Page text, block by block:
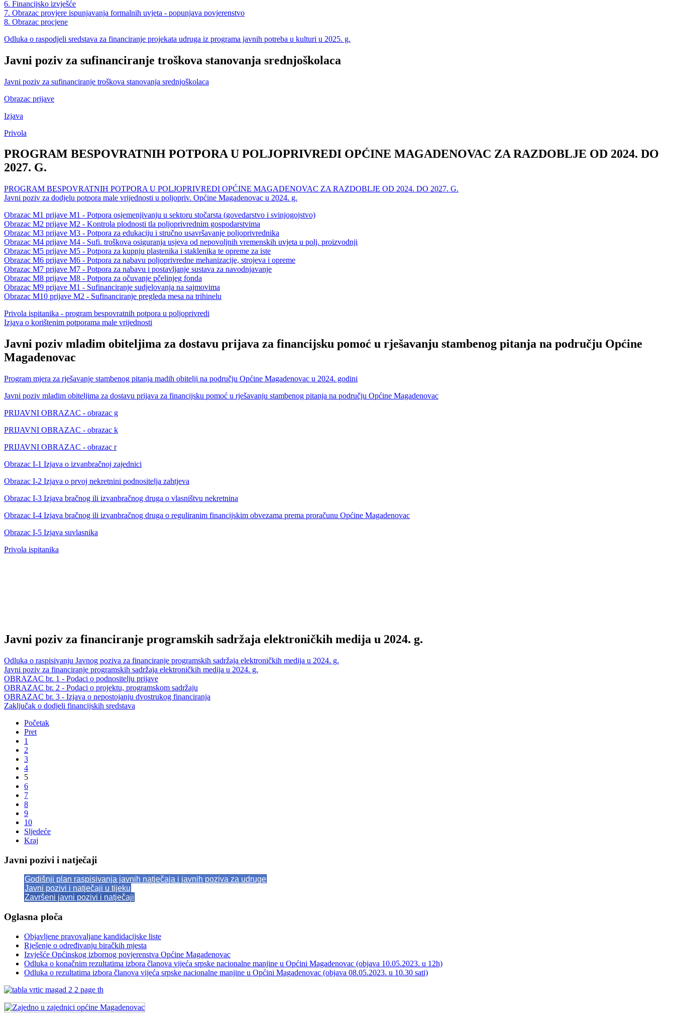
6. Financijsko izvješće
7. Obrazac provjere ispunjavanja formalnih uvjeta - popunjava povjerenstvo
8. Obrazac procjene
Odluka o raspodjeli sredstava za financiranje projekata udruga iz programa javnih potreba u kulturi u 2025. g.
Javni poziv za sufinanciranje troškova stanovanja srednjoškolaca
Javni poziv za sufinanciranje troškova stanovanja srednjoškolaca
Obrazac prijave
Izjava
Privola
PROGRAM BESPOVRATNIH POTPORA U POLJOPRIVREDI OPĆINE MAGADENOVAC ZA RAZDOBLJE OD 2024. DO
2027. G.
PROGRAM BESPOVRATNIH POTPORA U POLJOPRIVREDI OPĆINE MAGADENOVAC ZA RAZDOBLJE OD 2024. DO 2027. G.
Javni poziv za dodjelu potpora male vrijednosti u poljopriv. Općine Magadenovac u 2024. g.
Obrazac M1 prijave M1 - Potpora osjemenjivanju u sektoru stočarsta (govedarstvo i svinjogojstvo)
Obrazac M2 prijave M2 - Kontrola plodnosti tla poljoprivrednim gospodarstvima
Obrazac M3 prijave M3 - Potpora za edukaciju i stručno usavršavanje poljoprivrednika
Obrazac M4 prijave M4 - Sufi. troškova osiguranja usjeva od nepovoljnih vremenskih uvjeta u polj. proizvodnji
Obrazac M5 prijave M5 - Potpora za kupnju plastenika i staklenika te opreme za iste
Obrazac M6 prijave M6 - Potpora za nabavu poljoprivredne mehanizacije, strojeva i opreme
Obrazac M7 prijave M7 - Potpora za nabavu i postavljanje sustava za navodnjavanje
Obrazac M8 prijave M8 - Potpora za očuvanje pčelinjeg fonda
Obrazac M9 prijave M1 - Sufinanciranje sudjelovanja na sajmovima
Obrazac M10 prijave M2 - Sufinanciranje pregleda mesa na trihinelu
Privola ispitanika - program bespovratnih potpora u poljoprivredi
Izjava o korištenim potporama male vrijednosti
Javni poziv mladim obiteljima za dostavu prijava za financijsku pomoć u rješavanju stambenog pitanja na području Općine
Magadenovac
Program mjera za rješavanje stambenog pitanja madih obitelji na području Općine Magadenovac u 2024. godini
Javni poziv mladim obiteljima za dostavu prijava za financijsku pomoć u rješavanju stambenog pitanja na području Općine Magadenovac
PRIJAVNI OBRAZAC - obrazac g
PRIJAVNI OBRAZAC - obrazac k
PRIJAVNI OBRAZAC - obrazac r
Obrazac I-1 Izjava o izvanbračnoj zajednici
Obrazac I-2 Izjava o prvoj nekretnini podnositelja zahtjeva
Obrazac I-3 Izjava bračnog ili izvanbračnog druga o vlasništvu nekretnina
Obrazac I-4 Izjava bračnog ili izvanbračnog druga o reguliranim financijskim obvezama prema proračunu Općine Magadenovac
Obrazac I-5 Izjava suvlasnika
Privola ispitanika
Javni poziv za financiranje programskih sadržaja elektroničkih medija u 2024. g.
Odluka o raspisivanju Javnog poziva za financiranje programskih sadržaja elektroničkih medija u 2024. g.
Javni poziv za financiranje programskih sadržaja elektroničkih medija u 2024. g.
OBRAZAC br. 1 - Podaci o podnositelju prijave
OBRAZAC br. 2 - Podaci o projektu, programskom sadržaju
OBRAZAC br. 3 - Izjava o nepostojanju dvostrukog financiranja
Zaključak o dodjeli financijskih sredstava
Početak
Pret
1
2
3
4
5
6
7
8
9
10
Sljedeće
Kraj
Javni pozivi i natječaji
Godišnji plan raspisivanja javnih natječaja i javnih poziva za udruge
Javni pozivi i natječaji u tijeku
Završeni javni pozivi i natječaji
Oglasna ploča
Objavljene pravovaljane kandidacijske liste
Rješenje o određivanju biračkih mjesta
Izvješće Općinskog izbornog povjerenstva Općine Magadenovac
Odluka o konačnim rezultatima izbora članova vijeća srpske nacionalne manjine u Općini Magadenovac (objava 10.05.2023. u 12h)
Odluka o rezultatima izbora članova vijeća srpske nacionalne manjine u Općini Magadenovac (objava 08.05.2023. u 10.30 sati)